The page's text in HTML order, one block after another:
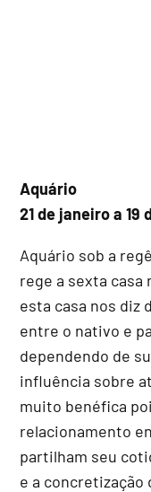
Aquário
21 de janeiro a 19
Aquário sob a
rege a sexta casa
esta casa nos diz
entre o nativo e
dependendo de
influência sobre
muito benéfica
relacionamento
partilham seu
e a concretização